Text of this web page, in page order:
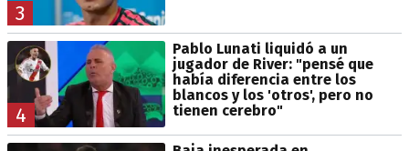
3
4
Pablo Lunati liquidó a un
jugador de River: "pensé que
había diferencia entre los
blancos y los 'otros', pero no
tienen cerebro"